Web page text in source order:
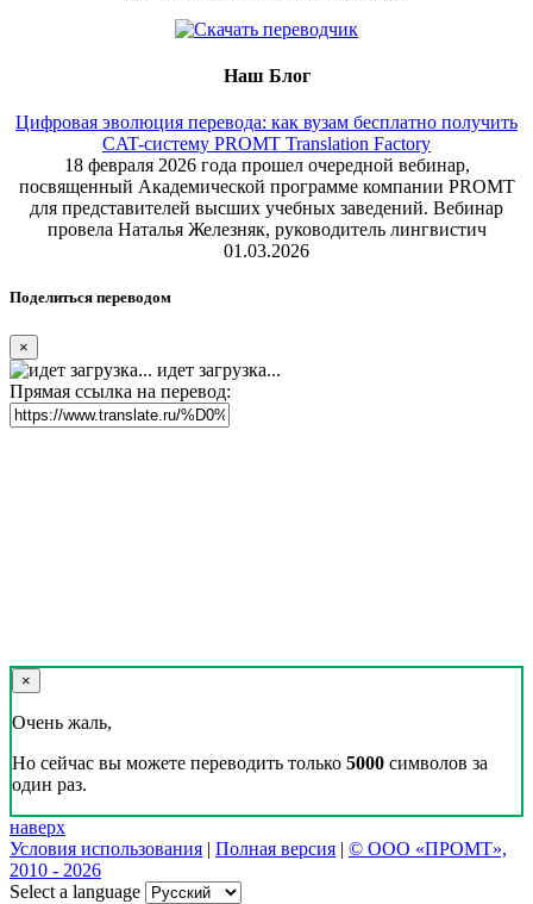
Наш Блог
Цифровая эволюция перевода: как вузам бесплатно получить
CAT-систему PROMT Translation Factory
18 февраля 2026 года прошел очередной вебинар,
посвященный Академической программе компании PROMT
для представителей высших учебных заведений. Вебинар
провела Наталья Железняк, руководитель лингвистич
01.03.2026
Поделиться переводом
×
идет загрузка...
Прямая ссылка на перевод:
×
Очень жаль,
Но сейчас вы можете переводить только 5000 символов за
один раз.
наверх
Условия использования | Полная версия | © ООО «ПРОМТ»,
2010 - 2026
Select a language